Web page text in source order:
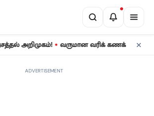
• வருமான வரிக் கணக்குத் தாக்கல்:
ADVERTISEMENT